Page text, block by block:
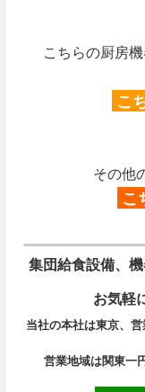
こちらの厨房
こ
その他
こ
集団給食設備、
お気軽
当社の本社は東京、
営業地域は関東一